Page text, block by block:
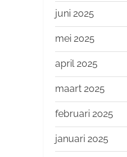
juni 2025
mei 2025
april 2025
maart 2025
februari 2025
januari 2025